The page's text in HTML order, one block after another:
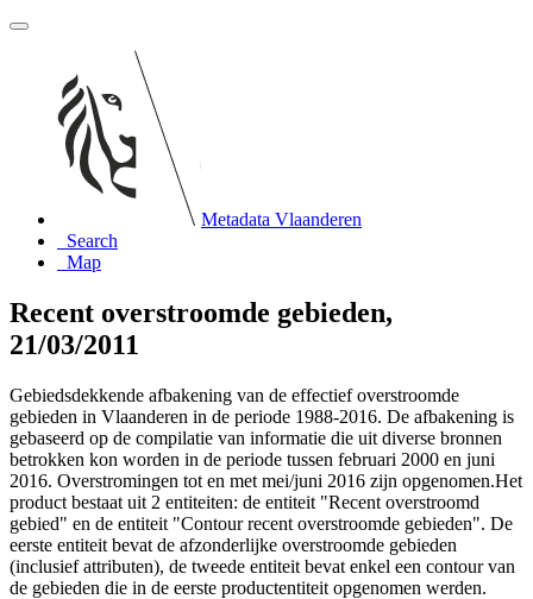
Metadata Vlaanderen
Search
Map
Recent overstroomde gebieden,
21/03/2011
Gebiedsdekkende afbakening van de effectief overstroomde
gebieden in Vlaanderen in de periode 1988-2016. De afbakening is
gebaseerd op de compilatie van informatie die uit diverse bronnen
betrokken kon worden in de periode tussen februari 2000 en juni
2016. Overstromingen tot en met mei/juni 2016 zijn opgenomen.Het
product bestaat uit 2 entiteiten: de entiteit "Recent overstroomd
gebied" en de entiteit "Contour recent overstroomde gebieden". De
eerste entiteit bevat de afzonderlijke overstroomde gebieden
(inclusief attributen), de tweede entiteit bevat enkel een contour van
de gebieden die in de eerste productentiteit opgenomen werden.